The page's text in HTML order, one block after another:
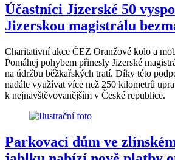
Účastníci Jizerské 50
Jizerskou magistrálu
Charitativní akce ČEZ Oranžové kolo a
Pomáhej pohybem přinesly Jizerské
na údržbu běžkařských tratí. Díky této
nadále využívat více než 250 kilometrů
k nejnavštěvovanějším v České republice.
Parkovací dům ve